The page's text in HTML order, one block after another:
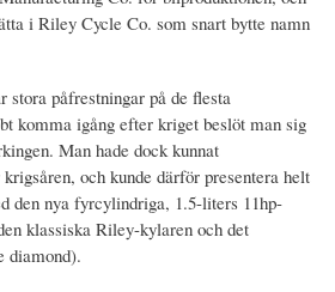
i Riley Cycle Co. som snart bytte namn
stora påfrestningar på de flesta
komma igång efter kriget beslöt man sig
Man hade dock kunnat
och kunde därför presentera helt
den nya fyrcylindriga, 1.5-liters 11hp-
klassiska Riley-kylaren och det
diamond).